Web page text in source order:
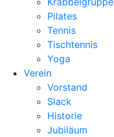
Pilates
Tennis
Tischtennis
Yoga
Verein
Vorstand
Slack
Historie
Jubiläum